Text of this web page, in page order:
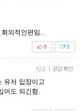
의적인편임..
0
0
신고 | 공감 확인
유저 입장이고
어도 되긴함.